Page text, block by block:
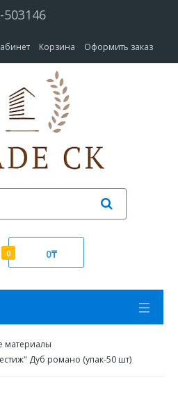
503146
Корзина Оформить заказ
0 0₸
материалы
Дуб романо (упак-50 шт)